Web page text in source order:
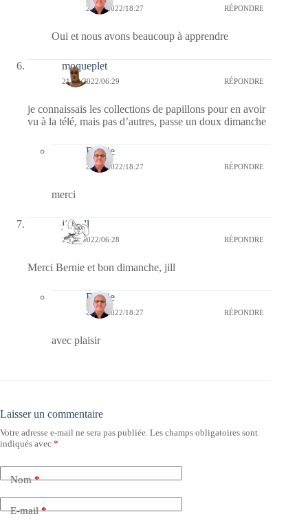
22/08/2022/18:27 RÉPONDRE
Oui et nous avons beaucoup à apprendre
moqueplet
21/08/2022/06:29 RÉPONDRE
je connaissais les collections de papillons pour en avoir
vu à la télé, mais pas d’autres, passe un doux dimanche
Bernie
22/08/2022/18:27 RÉPONDRE
merci
jill bill
21/08/2022/06:28 RÉPONDRE
Merci Bernie et bon dimanche, jill
Bernie
22/08/2022/18:27 RÉPONDRE
avec plaisir
Laisser un commentaire
Votre adresse e-mail ne sera pas publiée. Les champs obligatoires sont
indiqués avec *
Nom*
E-mail*